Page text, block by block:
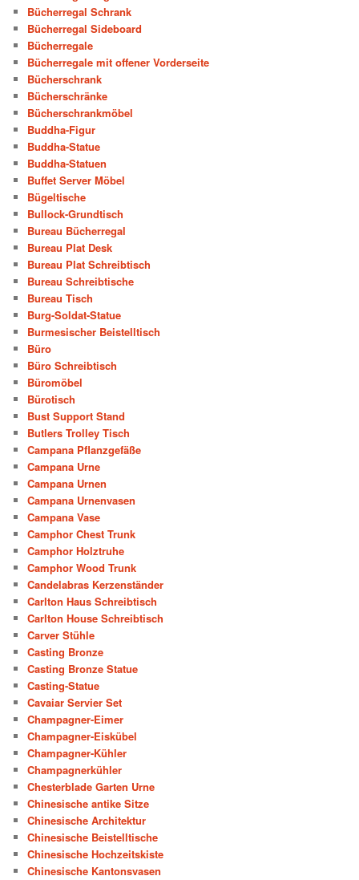
Bücherregal Schrank
Bücherregal Sideboard
Bücherregale
Bücherregale mit offener Vorderseite
Bücherschrank
Bücherschränke
Bücherschrankmöbel
Buddha-Figur
Buddha-Statue
Buddha-Statuen
Buffet Server Möbel
Bügeltische
Bullock-Grundtisch
Bureau Bücherregal
Bureau Plat Desk
Bureau Plat Schreibtisch
Bureau Schreibtische
Bureau Tisch
Burg-Soldat-Statue
Burmesischer Beistelltisch
Büro
Büro Schreibtisch
Büromöbel
Bürotisch
Bust Support Stand
Butlers Trolley Tisch
Campana Pflanzgefäße
Campana Urne
Campana Urnen
Campana Urnenvasen
Campana Vase
Camphor Chest Trunk
Camphor Holztruhe
Camphor Wood Trunk
Candelabras Kerzenständer
Carlton Haus Schreibtisch
Carlton House Schreibtisch
Carver Stühle
Casting Bronze
Casting Bronze Statue
Casting-Statue
Cavaiar Servier Set
Champagner-Eimer
Champagner-Eiskübel
Champagner-Kühler
Champagnerkühler
Chesterblade Garten Urne
Chinesische antike Sitze
Chinesische Architektur
Chinesische Beistelltische
Chinesische Hochzeitskiste
Chinesische Kantonsvasen